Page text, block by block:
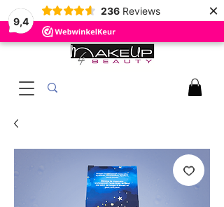
9,4
236 Reviews ×